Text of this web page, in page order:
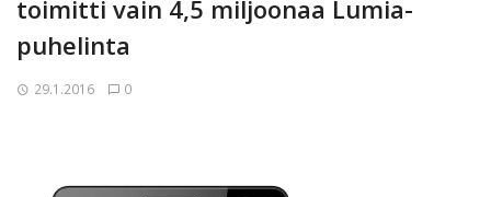
toimitti vain 4,5 miljoonaa Lumia-
puhelinta
29.1.2016 0